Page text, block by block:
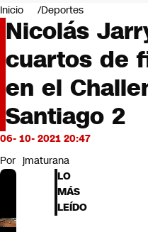
Negocios
Deportes
Programas completos
Cultura
Servicios
Bits
CNN tiempo
Futuro 360
Inicio Deportes
Nicolás
cuartos de
en el
Santiago 2
06- 10- 2021 20:47
Por jmaturana
LO
MÁS
LEÍDO